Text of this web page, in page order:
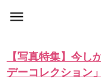
【写真特集】今し
デーコレクション」